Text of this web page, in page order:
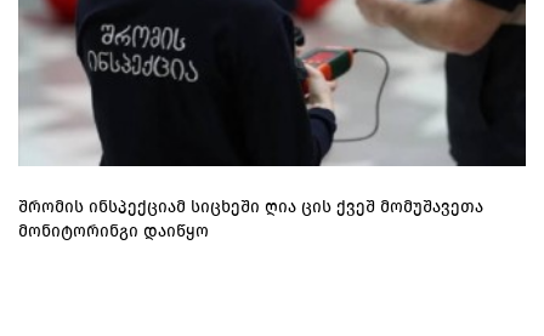
შრომის ინსპექციამ სიცხეში ღია ცის ქვეშ მომუშავეთა
მონიტორინგი დაიწყო